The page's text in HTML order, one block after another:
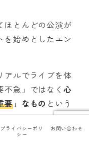
ほとんどの公演が
を始めとしたエン
アルでライブを体
急」ではなく 心
要」なもの という
れるコンサート
プライバシーポリ
シー
お問い合わせ